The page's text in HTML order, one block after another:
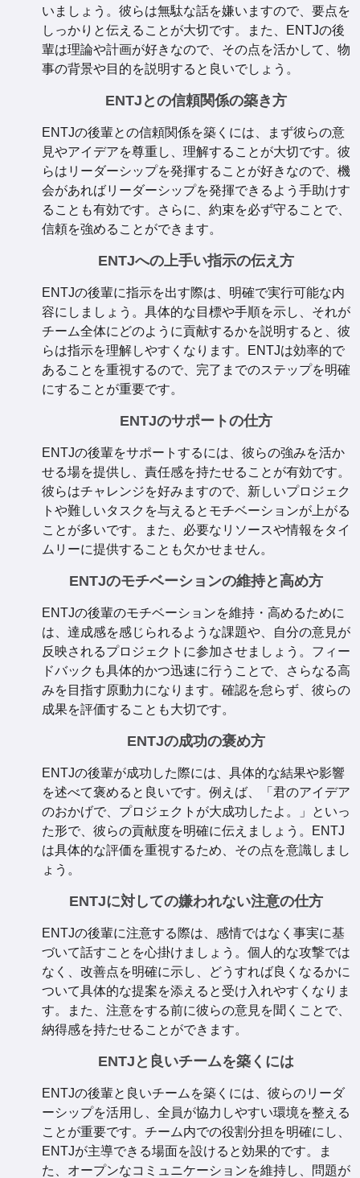
いましょう。彼らは無駄な話を嫌いますので、要点を
しっかりと伝えることが大切です。また、ENTJの後
輩は理論や計画が好きなので、その点を活かして、物
事の背景や目的を説明すると良いでしょう。
ENTJとの信頼関係の築き方
ENTJの後輩との信頼関係を築くには、まず彼らの意
見やアイデアを尊重し、理解することが大切です。彼
らはリーダーシップを発揮することが好きなので、機
会があればリーダーシップを発揮できるよう手助けす
ることも有効です。さらに、約束を必ず守ることで、
信頼を強めることができます。
ENTJへの上手い指示の伝え方
ENTJの後輩に指示を出す際は、明確で実行可能な内
容にしましょう。具体的な目標や手順を示し、それが
チーム全体にどのように貢献するかを説明すると、彼
らは指示を理解しやすくなります。ENTJは効率的で
あることを重視するので、完了までのステップを明確
にすることが重要です。
ENTJのサポートの仕方
ENTJの後輩をサポートするには、彼らの強みを活か
せる場を提供し、責任感を持たせることが有効です。
彼らはチャレンジを好みますので、新しいプロジェク
トや難しいタスクを与えるとモチベーションが上がる
ことが多いです。また、必要なリソースや情報をタイ
ムリーに提供することも欠かせません。
ENTJのモチベーションの維持と高め方
ENTJの後輩のモチベーションを維持・高めるために
は、達成感を感じられるような課題や、自分の意見が
反映されるプロジェクトに参加させましょう。フィー
ドバックも具体的かつ迅速に行うことで、さらなる高
みを目指す原動力になります。確認を怠らず、彼らの
成果を評価することも大切です。
ENTJの成功の褒め方
ENTJの後輩が成功した際には、具体的な結果や影響
を述べて褒めると良いです。例えば、「君のアイデア
のおかげで、プロジェクトが大成功したよ。」といっ
た形で、彼らの貢献度を明確に伝えましょう。ENTJ
は具体的な評価を重視するため、その点を意識しまし
ょう。
ENTJに対しての嫌われない注意の仕方
ENTJの後輩に注意する際は、感情ではなく事実に基
づいて話すことを心掛けましょう。個人的な攻撃では
なく、改善点を明確に示し、どうすれば良くなるかに
ついて具体的な提案を添えると受け入れやすくなりま
す。また、注意をする前に彼らの意見を聞くことで、
納得感を持たせることができます。
ENTJと良いチームを築くには
ENTJの後輩と良いチームを築くには、彼らのリーダ
ーシップを活用し、全員が協力しやすい環境を整える
ことが重要です。チーム内での役割分担を明確にし、
ENTJが主導できる場面を設けると効果的です。ま
た、オープンなコミュニケーションを維持し、問題が